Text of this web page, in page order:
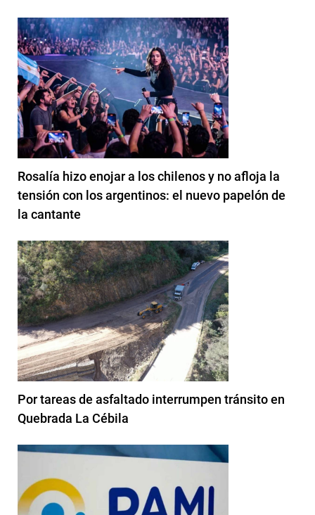
Rosalía hizo enojar a los chilenos y no afloja la
tensión con los argentinos: el nuevo papelón de
la cantante
Por tareas de asfaltado interrumpen tránsito en
Quebrada La Cébila